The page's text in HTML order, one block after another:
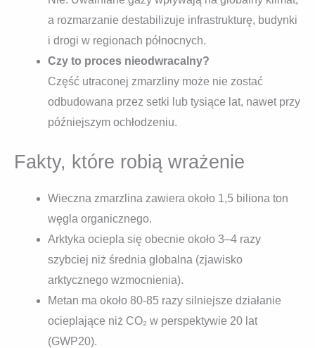
a rozmarzanie destabilizuje infrastrukturę, budynki
i drogi w regionach północnych.
Czy to proces nieodwracalny?
Część utraconej zmarzliny może nie zostać
odbudowana przez setki lub tysiące lat, nawet przy
późniejszym ochłodzeniu.
Fakty, które robią wrażenie
Wieczna zmarzlina zawiera około 1,5 biliona ton
węgla organicznego.
Arktyka ociepla się obecnie około 3–4 razy
szybciej niż średnia globalna (zjawisko
arktycznego wzmocnienia).
Metan ma około 80-85 razy silniejsze działanie
ocieplające niż CO₂ w perspektywie 20 lat
(GWP20).